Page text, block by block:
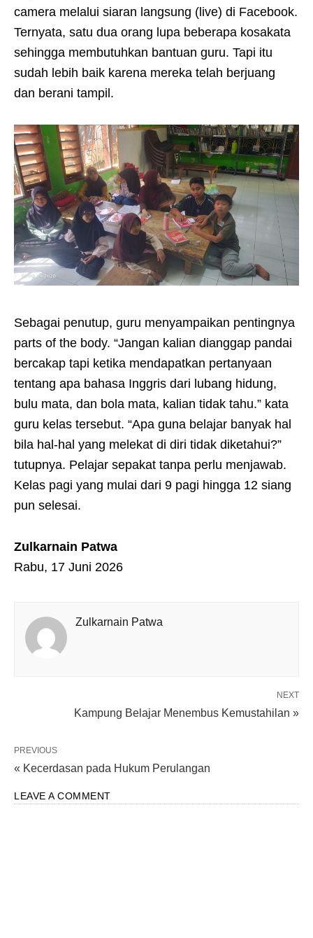
camera melalui siaran langsung (live) di Facebook.
Ternyata, satu dua orang lupa beberapa kosakata
sehingga membutuhkan bantuan guru. Tapi itu
sudah lebih baik karena mereka telah berjuang
dan berani tampil.
Sebagai penutup, guru menyampaikan pentingnya
parts of the body. “Jangan kalian dianggap pandai
bercakap tapi ketika mendapatkan pertanyaan
tentang apa bahasa Inggris dari lubang hidung,
bulu mata, dan bola mata, kalian tidak tahu.” kata
guru kelas tersebut. “Apa guna belajar banyak hal
bila hal-hal yang melekat di diri tidak diketahui?”
tutupnya. Pelajar sepakat tanpa perlu menjawab.
Kelas pagi yang mulai dari 9 pagi hingga 12 siang
pun selesai.
Zulkarnain Patwa
Rabu, 17 Juni 2026
Zulkarnain Patwa
NEXT
Kampung Belajar Menembus Kemustahilan »
PREVIOUS
« Kecerdasan pada Hukum Perulangan
LEAVE A COMMENT